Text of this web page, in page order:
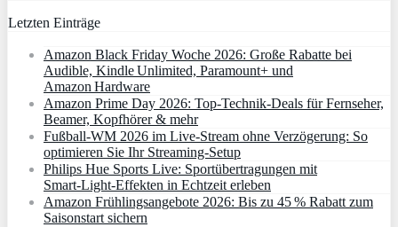
Letzten Einträge
Amazon Black Friday Woche 2026: Große Rabatte bei
Audible, Kindle Unlimited, Paramount+ und
Amazon Hardware
Amazon Prime Day 2026: Top-Technik-Deals für Fernseher,
Beamer, Kopfhörer & mehr
Fußball-WM 2026 im Live-Stream ohne Verzögerung: So
optimieren Sie Ihr Streaming-Setup
Philips Hue Sports Live: Sportübertragungen mit
Smart‑Light‑Effekten in Echtzeit erleben
Amazon Frühlingsangebote 2026: Bis zu 45 % Rabatt zum
Saisonstart sichern